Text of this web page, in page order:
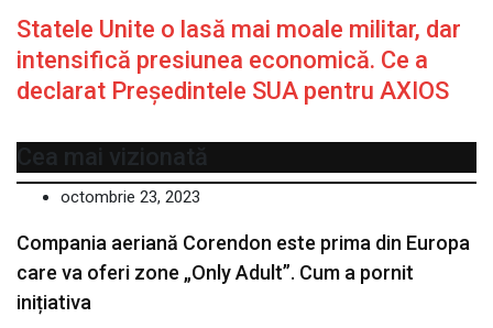
Statele Unite o lasă mai moale militar, dar
intensifică presiunea economică. Ce a
declarat Președintele SUA pentru AXIOS
Cea mai vizionată
octombrie 23, 2023
Compania aeriană Corendon este prima din Europa
care va oferi zone „Only Adult”. Cum a pornit
inițiativa